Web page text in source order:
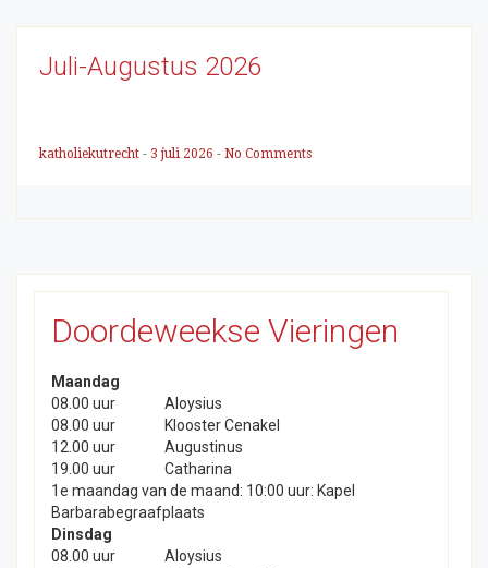
Juli-Augustus 2026
katholiekutrecht - 3 juli 2026 - No Comments
Doordeweekse Vieringen
Maandag
08.00 uur
Aloysius
08.00 uur
Klooster Cenakel
12.00 uur
Augustinus
19.00 uur
Catharina
1e maandag van de maand: 10:00 uur: Kapel
Barbarabegraafplaats
Dinsdag
08.00 uur
Aloysius